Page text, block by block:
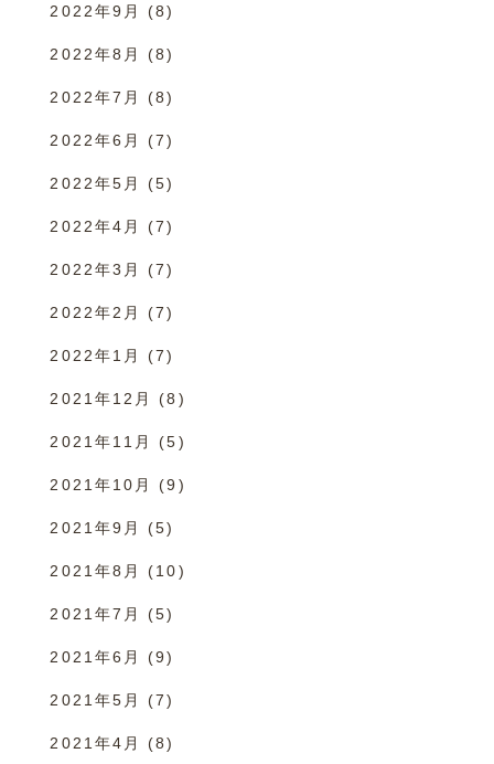
2022年9月 (8)
2022年8月 (8)
2022年7月 (8)
2022年6月 (7)
2022年5月 (5)
2022年4月 (7)
2022年3月 (7)
2022年2月 (7)
2022年1月 (7)
2021年12月 (8)
2021年11月 (5)
2021年10月 (9)
2021年9月 (5)
2021年8月 (10)
2021年7月 (5)
2021年6月 (9)
2021年5月 (7)
2021年4月 (8)